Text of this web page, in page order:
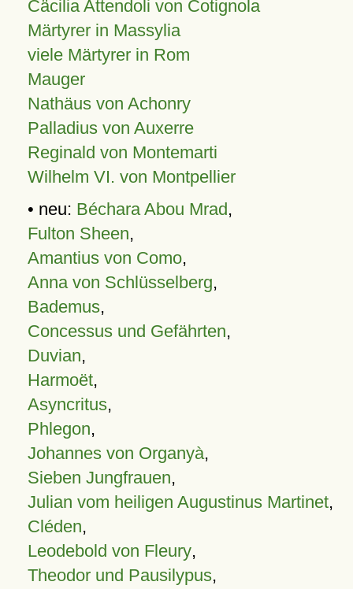
Cäcilia Attendoli von Cotignola
Märtyrer in Massylia
viele Märtyrer in Rom
Mauger
Nathäus von Achonry
Palladius von Auxerre
Reginald von Montemarti
Wilhelm VI. von Montpellier
• neu: Béchara Abou Mrad,
Fulton Sheen,
Amantius von Como,
Anna von Schlüsselberg,
Bademus,
Concessus und Gefährten,
Duvian,
Harmoët,
Asyncritus,
Phlegon,
Johannes von Organyà,
Sieben Jungfrauen,
Julian vom heiligen Augustinus Martinet,
Cléden,
Leodebold von Fleury,
Theodor und Pausilypus,